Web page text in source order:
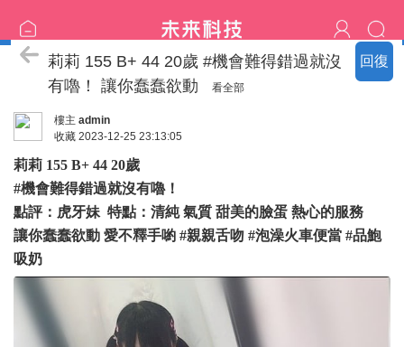
回復
臺中の名單
莉莉 155 B+ 44 20歲 #機會難得錯過就沒
有嚕！ 讓你蠢蠢欲動
看全部
樓主 admin
收藏 2023-12-25 23:13:05
莉莉 155 B+ 44 20歲
#機會難得錯過就沒有嚕！
點評：虎牙妹 特點：清純 氣質 甜美的臉蛋 熱心的服務
讓你蠢蠢欲動 愛不釋手喲 #親親舌吻 #泡澡火車便當 #品鮑
吸奶